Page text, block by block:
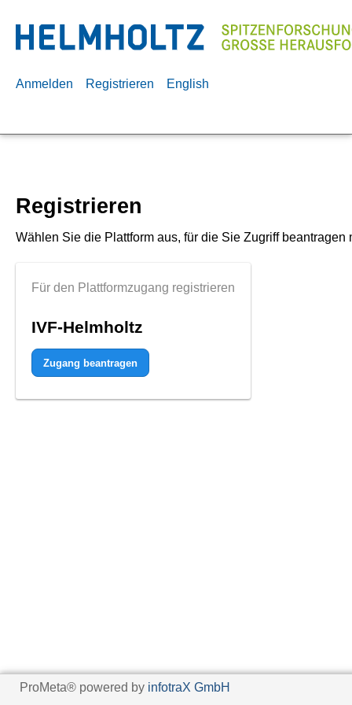
Anmelden Registrieren English
Registrieren
Wählen Sie die Plattform aus, für die Sie Zugriff beantragen
Für den Plattformzugang registrieren
IVF-Helmholtz
Zugang beantragen
ProMeta® powered by infotraX GmbH